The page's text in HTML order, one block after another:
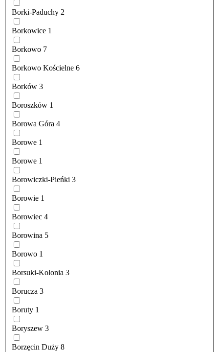
Borki-Paduchy 2
Borkowice 1
Borkowo 7
Borkowo Kościelne 6
Borków 3
Boroszków 1
Borowa Góra 4
Borowe 1
Borowe 1
Borowiczki-Pieńki 3
Borowie 1
Borowiec 4
Borowina 5
Borowo 1
Borsuki-Kolonia 3
Borucza 3
Boruty 1
Boryszew 3
Borzęcin Duży 8